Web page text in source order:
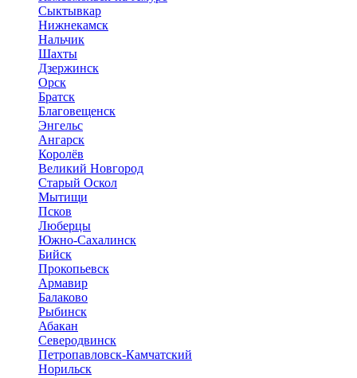
Сыктывкар
Нижнекамск
Нальчик
Шахты
Дзержинск
Орск
Братск
Благовещенск
Энгельс
Ангарск
Королёв
Великий Новгород
Старый Оскол
Мытищи
Псков
Люберцы
Южно-Сахалинск
Бийск
Прокопьевск
Армавир
Балаково
Рыбинск
Абакан
Северодвинск
Петропавловск-Камчатский
Норильск